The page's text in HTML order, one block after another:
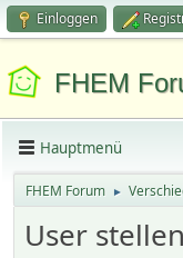
Einloggen
FHEM
Hauptmenü
FHEM Forum ►
User